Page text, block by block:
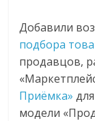
Добавили
подбора
продавцов,
Приёмка»
модели